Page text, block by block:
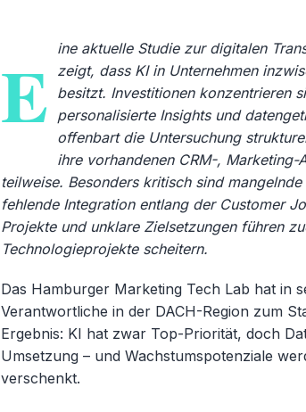
E ine aktuelle Studie zur digitalen
zeigt, dass KI in Unternehmen
besitzt. Investitionen konzentrieren
personalisierte Insights und
offenbart die Untersuchung
ihre vorhandenen CRM-, Marketing-
teilweise. Besonders kritisch sind
fehlende Integration entlang der Customer
Projekte und unklare Zielsetzungen führen
Technologieprojekte scheitern.
Das Hamburger Marketing Tech Lab hat in
Verantwortliche in der DACH-Region zum
Ergebnis: KI hat zwar Top-Priorität, doch
Umsetzung – und Wachstumspotenziale
verschenkt.